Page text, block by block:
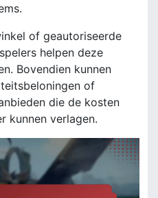
of geautoriseerde
helpen deze
Bovendien kunnen
of
die de kosten
kunnen verlagen.